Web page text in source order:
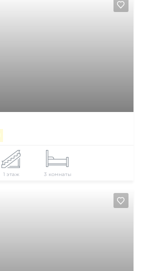
1 этаж 3 комнаты